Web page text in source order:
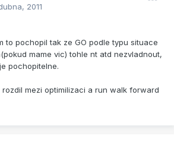
2011
to pochopil tak ze GO podle typu situace
mame vic) tohle nt atd nezvladnout,
pochopitelne.
mezi optimilizaci a run walk forward